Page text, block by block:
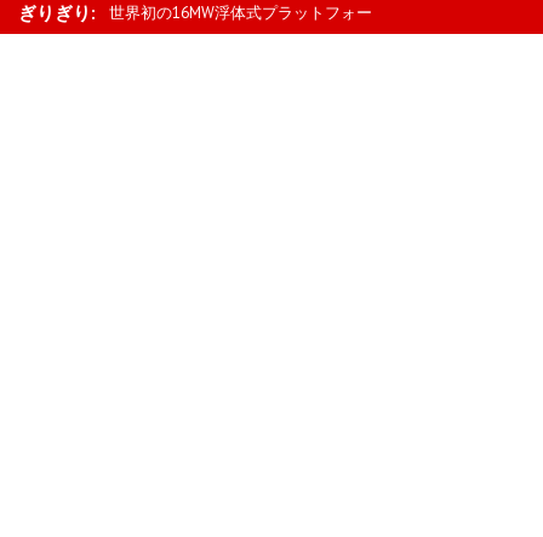
ぎりぎり:
界建築首都 世界初の16MW浮体式プラットフォー